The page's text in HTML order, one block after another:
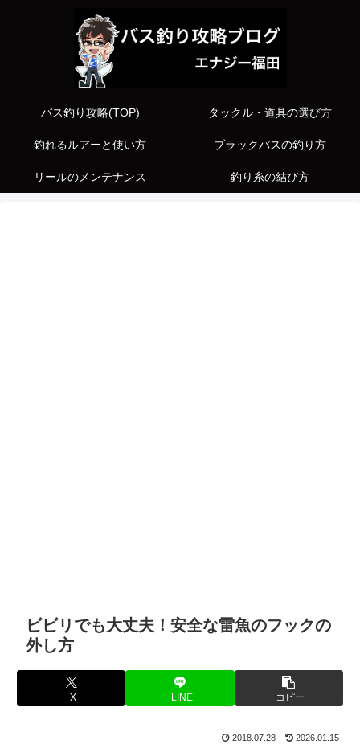
バス釣り攻略(TOP) タックル・道具の選び方
釣れるルアーと使い方 ブラックバスの釣り方
リールのメンテナンス 釣り糸の結び方
ビビリでも大丈夫！安全な雷魚のフックの
外し方
X LINE コピー
2018.07.28 2026.01.15